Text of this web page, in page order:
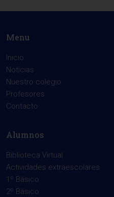
Menu
Inicio
Noticias
Nuestro colegio
Profesores
Contacto
Alumnos
Biblioteca Virtual
Actividades extraescolares
1º Básico
2º Básico